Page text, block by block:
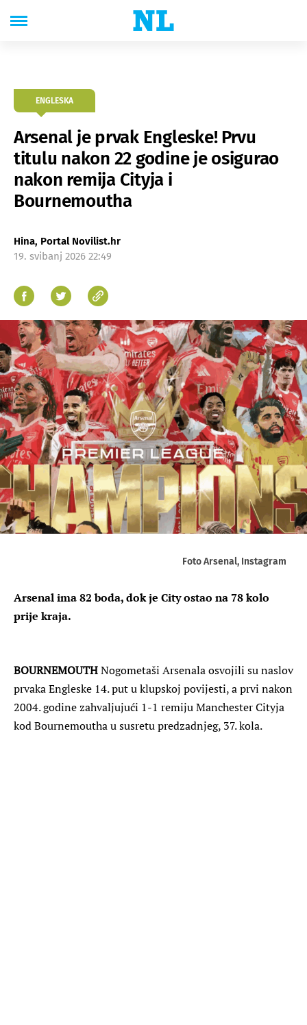
ENGLESKA
Arsenal je prvak Engleske! Prvu
titulu nakon 22 godine je osigurao
nakon remija Cityja i
Bournemoutha
Hina, Portal Novilist.hr
19. svibanj 2026 22:49
Foto Arsenal, Instagram
Arsenal ima 82 boda, dok je City ostao na 78 kolo
prije kraja.
BOURNEMOUTHNogometaši Arsenala osvojili su naslov
prvaka Engleske 14. put u klupskoj povijesti, a prvi nakon
2004. godine zahvaljujući 1-1 remiju Manchester Cityja
kod Bournemoutha u susretu predzadnjeg, 37. kola.